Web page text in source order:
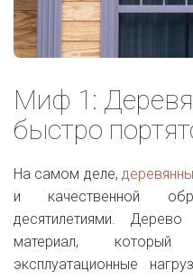
Миф 1:
быстро
На самом деле,
и качественной
десятилетиями.
материал,
эксплуатационные